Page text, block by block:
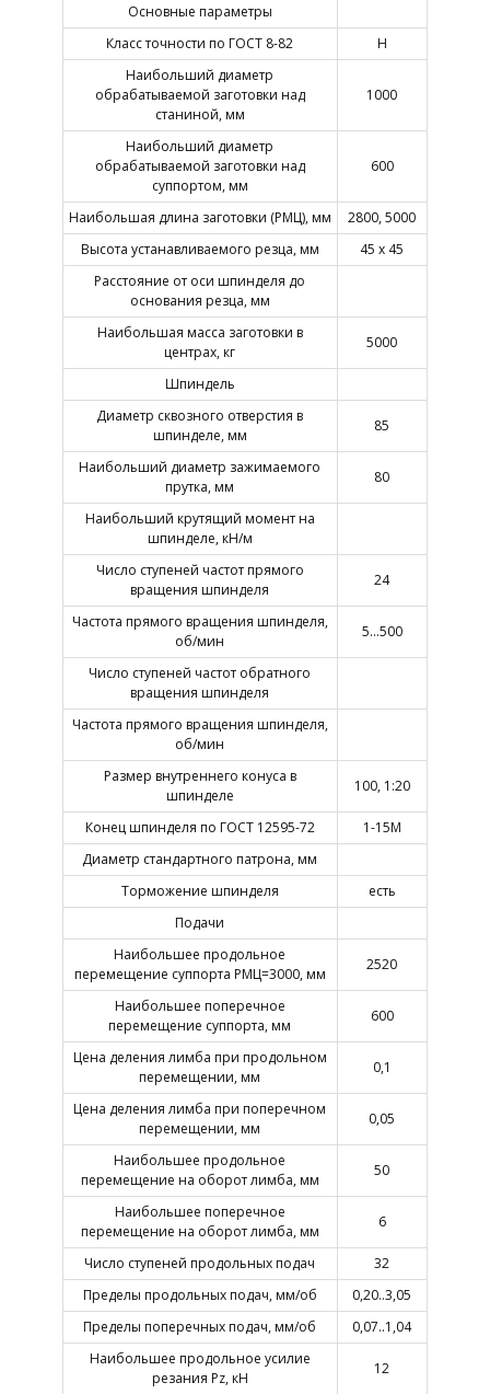
Основные параметры
Класс точности по ГОСТ 8-82
Н
Наибольший диаметр
обрабатываемой заготовки над
станиной, мм
1000
Наибольший диаметр
обрабатываемой заготовки над
суппортом, мм
600
Наибольшая длина заготовки (РМЦ), мм
2800, 5000
Высота устанавливаемого резца, мм
45 х 45
Расстояние от оси шпинделя до
основания резца, мм
Наибольшая масса заготовки в
центрах, кг
5000
Шпиндель
Диаметр сквозного отверстия в
шпинделе, мм
85
Наибольший диаметр зажимаемого
прутка, мм
80
Наибольший крутящий момент на
шпинделе, кН/м
Число ступеней частот прямого
вращения шпинделя
24
Частота прямого вращения шпинделя,
об/мин
5…500
Число ступеней частот обратного
вращения шпинделя
Частота прямого вращения шпинделя,
об/мин
Размер внутреннего конуса в
шпинделе
100, 1:20
Конец шпинделя по ГОСТ 12595-72
1-15М
Диаметр стандартного патрона, мм
Торможение шпинделя
есть
Подачи
Наибольшее продольное
перемещение суппорта РМЦ=3000, мм
2520
Наибольшее поперечное
перемещение суппорта, мм
600
Цена деления лимба при продольном
перемещении, мм
0,1
Цена деления лимба при поперечном
перемещении, мм
0,05
Наибольшее продольное
перемещение на оборот лимба, мм
50
Наибольшее поперечное
перемещение на оборот лимба, мм
6
Число ступеней продольных подач
32
Пределы продольных подач, мм/об
0,20..3,05
Пределы поперечных подач, мм/об
0,07..1,04
Наибольшее продольное усилие
резания Pz, кН
12